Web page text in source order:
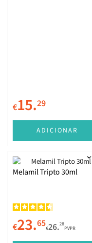
€15.29
ADICIONAR
Melamil Tripto 30ml
€23.65€26.28
PVPR